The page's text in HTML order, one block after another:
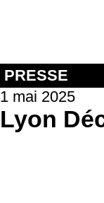
PRESSE
1 mai 2025
Lyon